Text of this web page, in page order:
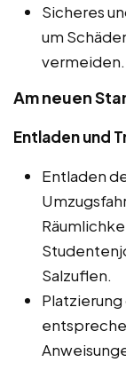
Sicheres
um
vermeiden.
Am neuen
Entladen und
Entladen
Salzuflen.